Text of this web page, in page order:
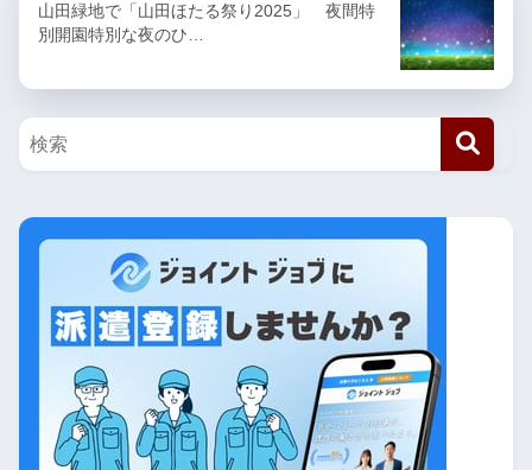
山田緑地で「山田ほたる祭り2025」 夜間特
別開園特別な夜のひ…